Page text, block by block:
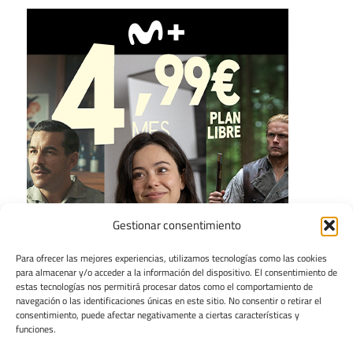
Gestionar consentimiento
Para ofrecer las mejores experiencias, utilizamos tecnologías como las cookies
para almacenar y/o acceder a la información del dispositivo. El consentimiento de
estas tecnologías nos permitirá procesar datos como el comportamiento de
navegación o las identificaciones únicas en este sitio. No consentir o retirar el
consentimiento, puede afectar negativamente a ciertas características y
funciones.